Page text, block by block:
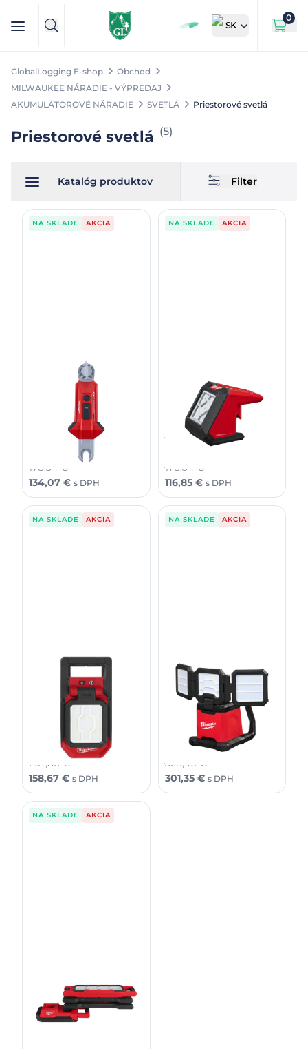
SK
0
GlobalLogging E-shop
Obchod
MILWAUKEE NÁRADIE - VÝPREDAJ
AKUMULÁTOROVÉ NÁRADIE
SVETLÁ Priestorové svetlá
Priestorové svetlá (5)
Katalóg produktov Filter
NA SKLADE AKCIA
Milwaukee L4HSL-301
NABÍJATEĽNÉ USB
TYČOVÉ SVIETIDLO
bez DPH
178,34 €
134,07 € s DPH
NA SKLADE AKCIA
Milwaukee M12AL-0
M12™ LED priestorové
svietidlo
144,99€
178,34 €
116,85 € s DPH
NA SKLADE AKCIA
Milwaukee M18PAL2-0
M18 Otočné Plošné LED
Svetlo, 2000 lm
168,99
129,00€ bez DPH
207,86 €
158,67 € s DPH
NA SKLADE AKCIA
Milwaukee M18MDTL-0
M18 Viacsmerné pracovné
LED Svetlo, 4500lm, IP20
266,99€
245,00€ bez DPH
328,40 €
301,35 € s DPH
NA SKLADE AKCIA
M18™ Nastavitelné LED
Svietidlo s ramenom a
magnetickou základňou